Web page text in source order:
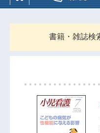
書籍・雑誌検